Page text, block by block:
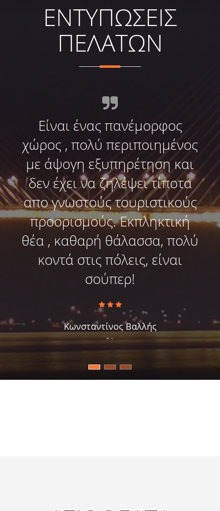
ΕΝΤΥΠΩΣΕΙΣ
ΠΕΛΑΤΩΝ
Είναι ένας πανέμορφος
χώρος , πολύ περιποιημένος
με άψογη εξυπηρέτηση και
δεν έχει να ζηλέψει τίποτα
απο γνωστούς τουριστικούς
προορισμούς. Εκπληκτική
θέα , καθαρή θάλασσα, πολύ
κοντά στις πόλεις, είναι
σούπερ!
Κωνσταντίνος Βαλλής
--